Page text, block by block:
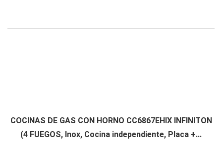
COCINAS DE GAS CON HORNO CC6867EHIX INFINITON
(4 FUEGOS, Inox, Cocina independiente, Placa +...